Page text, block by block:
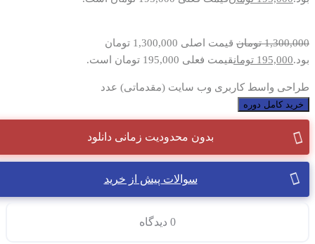
1,300,000 تومان
قیمت اصلی 1,300,000 تومان
بود.195,000 تومانقیمت فعلی 195,000 تومان است.
طراحی واسط کاربری وب سایت (مقدماتی) عدد
خرید کامل دوره
بدون محدودیت زمانی دانلود
سوالات پیش از خرید
0 دیدگاه